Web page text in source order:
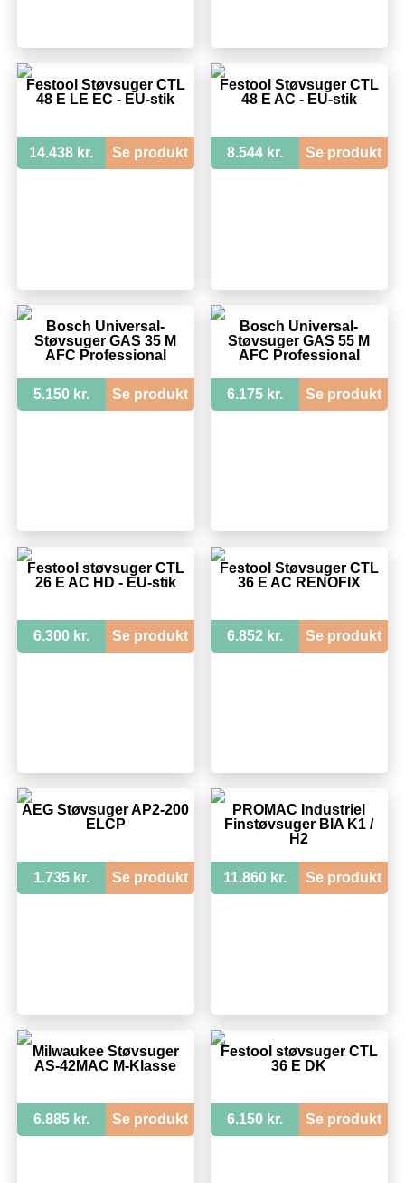
Festool Støvsuger CTL
48 E LE EC - EU-stik
14.438 kr. Se produkt
Festool Støvsuger CTL
48 E AC - EU-stik
8.544 kr. Se produkt
Bosch Universal-
Støvsuger GAS 35 M
AFC Professional
5.150 kr. Se produkt
Bosch Universal-
Støvsuger GAS 55 M
AFC Professional
6.175 kr. Se produkt
Festool støvsuger CTL
26 E AC HD - EU-stik
6.300 kr. Se produkt
Festool Støvsuger CTL
36 E AC RENOFIX
6.852 kr. Se produkt
AEG Støvsuger AP2-200
ELCP
1.735 kr. Se produkt
PROMAC Industriel
Finstøvsuger BIA K1 /
H2
11.860 kr. Se produkt
Milwaukee Støvsuger
AS-42MAC M-Klasse
6.885 kr. Se produkt
Festool støvsuger CTL
36 E DK
6.150 kr. Se produkt